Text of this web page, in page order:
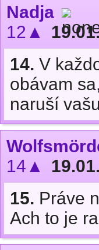
Nadja
12▲
14. V
obávam
naruší
14▲
15. Práve
Ach to je